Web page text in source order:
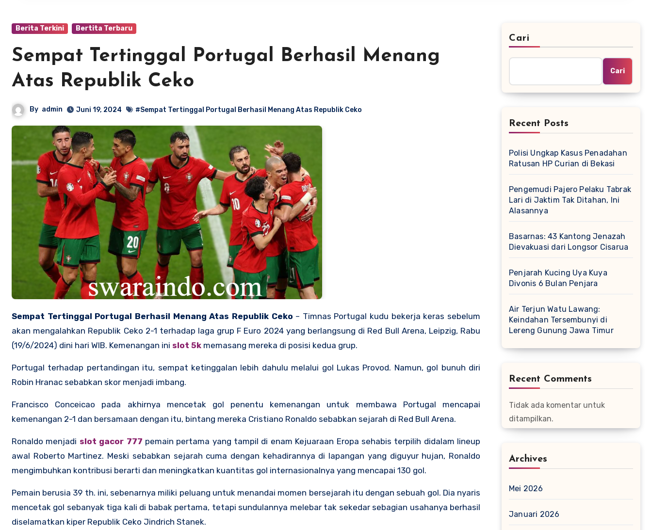
Berita Terkini Bertita Terbaru
Sempat Tertinggal Portugal Berhasil Menang
Atas Republik Ceko
By admin Juni 19, 2024 #Sempat Tertinggal Portugal Berhasil Menang Atas Republik Ceko
Sempat Tertinggal Portugal Berhasil Menang Atas Republik Ceko – Timnas Portugal kudu bekerja keras sebelum
akan mengalahkan Republik Ceko 2-1 terhadap laga grup F Euro 2024 yang berlangsung di Red Bull Arena, Leipzig, Rabu
(19/6/2024) dini hari WIB. Kemenangan ini slot 5k memasang mereka di posisi kedua grup.
Portugal terhadap pertandingan itu, sempat ketinggalan lebih dahulu melalui gol Lukas Provod. Namun, gol bunuh diri
Robin Hranac sebabkan skor menjadi imbang.
Francisco Conceicao pada akhirnya mencetak gol penentu kemenangan untuk membawa Portugal mencapai
kemenangan 2-1 dan bersamaan dengan itu, bintang mereka Cristiano Ronaldo sebabkan sejarah di Red Bull Arena.
Ronaldo menjadi slot gacor 777 pemain pertama yang tampil di enam Kejuaraan Eropa sehabis terpilih didalam lineup
awal Roberto Martinez. Meski sebabkan sejarah cuma dengan kehadirannya di lapangan yang diguyur hujan, Ronaldo
mengimbuhkan kontribusi berarti dan meningkatkan kuantitas gol internasionalnya yang mencapai 130 gol.
Pemain berusia 39 th. ini, sebenarnya miliki peluang untuk menandai momen bersejarah itu dengan sebuah gol. Dia nyaris
mencetak gol sebanyak tiga kali di babak pertama, tetapi sundulannya melebar tak sekedar sebagian usahanya berhasil
diselamatkan kiper Republik Ceko Jindrich Stanek.
Cari
Cari
Recent Posts
Polisi Ungkap Kasus Penadahan
Ratusan HP Curian di Bekasi
Pengemudi Pajero Pelaku Tabrak
Lari di Jaktim Tak Ditahan, Ini
Alasannya
Basarnas: 43 Kantong Jenazah
Dievakuasi dari Longsor Cisarua
Penjarah Kucing Uya Kuya
Divonis 6 Bulan Penjara
Air Terjun Watu Lawang:
Keindahan Tersembunyi di
Lereng Gunung Jawa Timur
Recent Comments
Tidak ada komentar untuk
ditampilkan.
Archives
Mei 2026
Januari 2026